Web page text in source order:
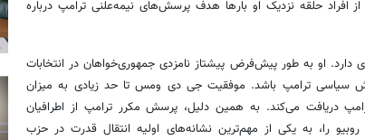
افراد حلقه نزدیک او بارها هدف پرسش‌های نیمه‌علنی ترامپ درباره
او به طور پیش‌فرض پیشتاز نامزدی جمهوری‌خواهان در انتخابات
سیاسی ترامپ باشد. موفقیت جی دی ومس تا حد زیادی به میزان
دریافت می‌کند. به همین دلیل، پرسش مکرر ترامپ از اطرافیان
را، به یکی از مهم‌ترین نشانه‌های اولیه انتقال قدرت در حزب